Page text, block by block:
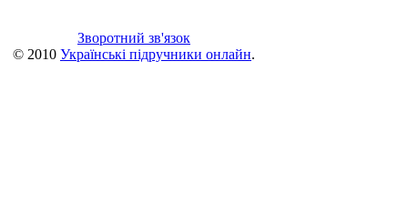
Зворотний зв'язок
© 2010 Українські підручники онлайн.